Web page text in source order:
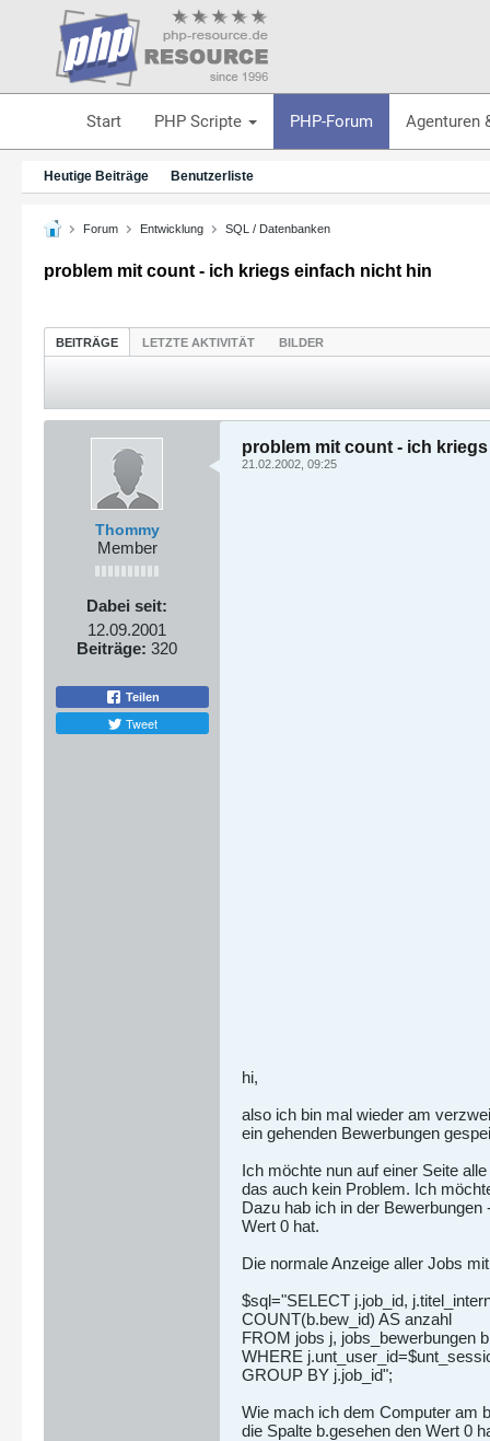
Start PHP Scripte PHP-Forum Agenturen
Heutige Beiträge Benutzerliste
Forum Entwicklung SQL / Datenbanken
problem mit count - ich kriegs einfach nicht hin
BEITRÄGE LETZTE AKTIVITÄT BILDER
Thommy
Member
Dabei seit:
12.09.2001
Beiträge: 320
Teilen
Tweet
problem mit count - ich
21.02.2002, 09:25
hi,
also ich bin mal wieder am
ein gehenden Bewerbungen
Ich möchte nun auf einer Seite
das auch kein Problem. Ich
Dazu hab ich in der
Wert 0 hat.
Die normale Anzeige aller Jobs
$sql="SELECT j.job_id,
COUNT(b.bew_id) AS anzahl
FROM jobs j, jobs_bewerbungen b
WHERE
GROUP BY j.job_id";
Wie mach ich dem Computer am
die Spalte b.gesehen den Wert 0